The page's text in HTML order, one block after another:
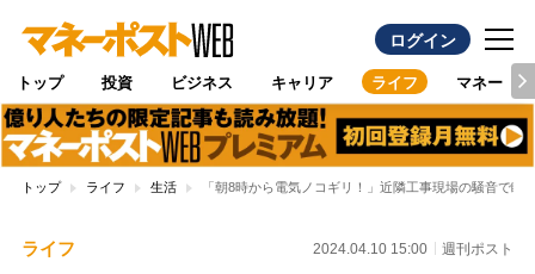
ログイン
トップ 投資 ビジネス キャリア ライフ マネー
トップ ライフ 生活 「朝8時から電気ノコギリ！」近隣工事現場の騒音で
ライフ 2024.04.10 15:00 週刊ポスト